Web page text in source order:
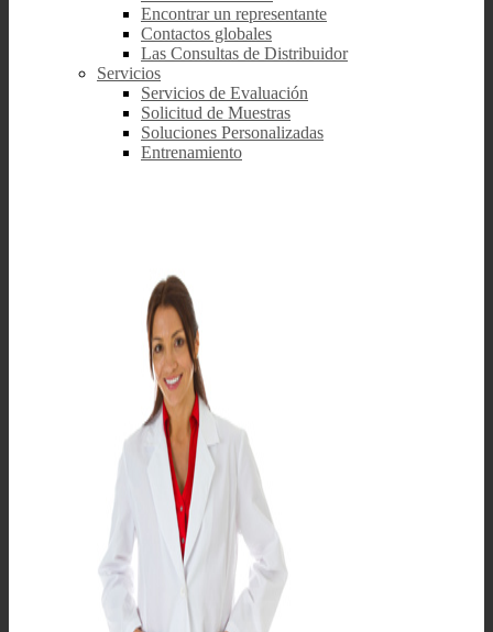
Encontrar un representante
Contactos globales
Las Consultas de Distribuidor
Servicios
Servicios de Evaluación
Solicitud de Muestras
Soluciones Personalizadas
Entrenamiento